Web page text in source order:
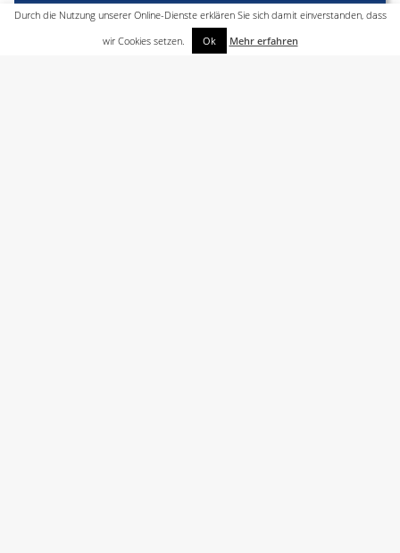
Durch die Nutzung unserer Online-Dienste erklären Sie sich damit einverstanden, dass
wir Cookies setzen.
Ok Mehr erfahren